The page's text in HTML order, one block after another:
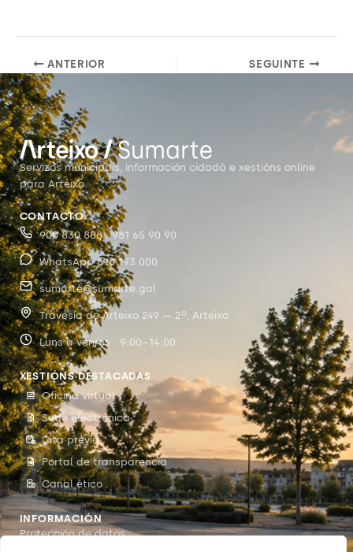
ANTERIOR SEGUINTE
Servizos municipais, información cidadá e xestións online
para Arteixo.
CONTACTO
900 830 888 · 981 65 90 90
WhatsApp 698 193 000
sumarte@sumarte.gal
Travesía de Arteixo 249 — 2º, Arteixo
Luns a venres · 9:00–14:00
XESTIÓNS DESTACADAS
Oficina virtual
Sede electrónica
Cita previa
Portal de transparencia
Canal ético
INFORMACIÓN
Protección de datos